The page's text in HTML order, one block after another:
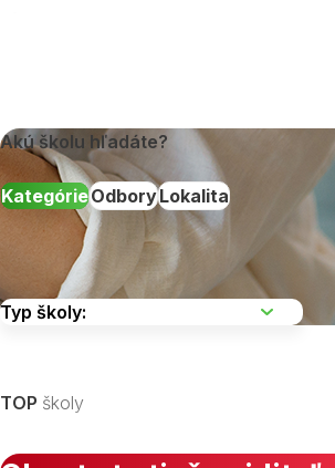
Akú školu hľadáte?
KategórieOdboryLokalita
TOP školy